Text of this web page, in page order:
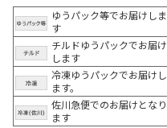
ゆうパック等でお届けしま
す
チルドゆうパックでお届け
します
冷凍ゆうパックでお届けし
ます。
佐川急便でのお届けとなり
ます